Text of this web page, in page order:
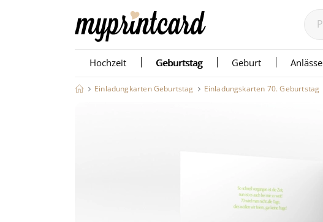
Hochzeit Geburtstag Geburt Anlässe
Einladungkarten Geburtstag Einladungskarten 70. Geburtstag